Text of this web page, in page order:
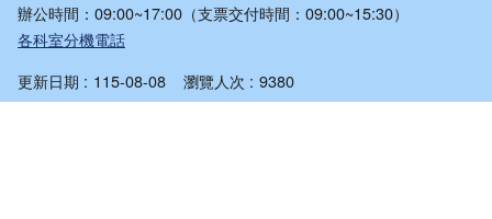
辦公時間：09:00~17:00（支票交付時間：09:00~15:30）
各科室分機電話
更新日期
115-08-08 瀏覽人次 9380